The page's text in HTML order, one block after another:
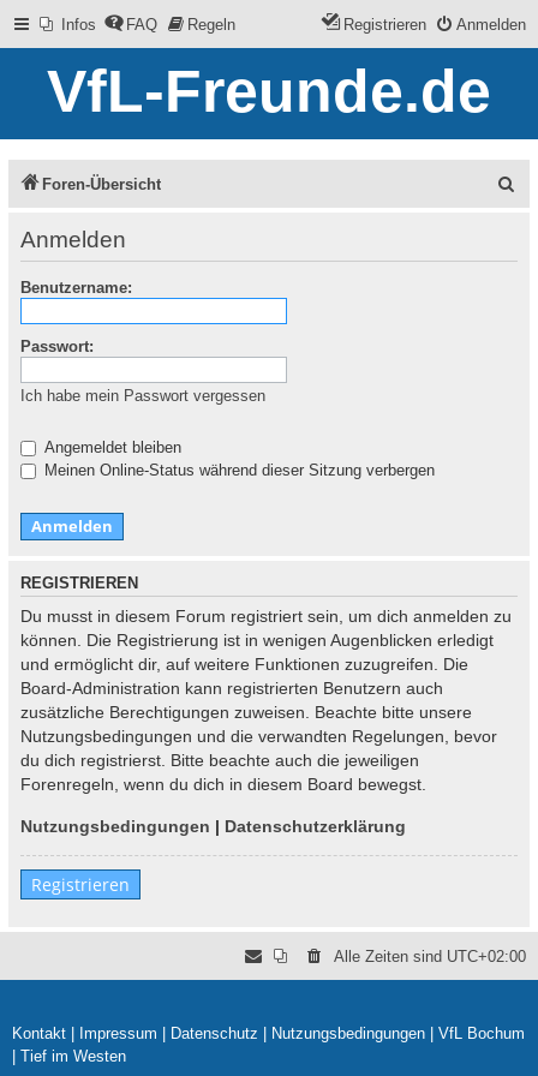
Infos FAQ Regeln Anmelden
Registrieren
VfL-Freunde.de
Foren-Übersicht
Anmelden
Benutzername:
Passwort:
Ich habe mein Passwort vergessen
Angemeldet bleiben
Meinen Online-Status während dieser Sitzung verbergen
REGISTRIEREN
Du musst in diesem Forum registriert sein, um dich anmelden zu
können. Die Registrierung ist in wenigen Augenblicken erledigt
und ermöglicht dir, auf weitere Funktionen zuzugreifen. Die
Board-Administration kann registrierten Benutzern auch
zusätzliche Berechtigungen zuweisen. Beachte bitte unsere
Nutzungsbedingungen und die verwandten Regelungen, bevor
du dich registrierst. Bitte beachte auch die jeweiligen
Forenregeln, wenn du dich in diesem Board bewegst.
Nutzungsbedingungen | Datenschutzerklärung
Registrieren
Alle Zeiten sind UTC+02:00
Kontakt | Impressum | Datenschutz | Nutzungsbedingungen | VfL Bochum
| Tief im Westen